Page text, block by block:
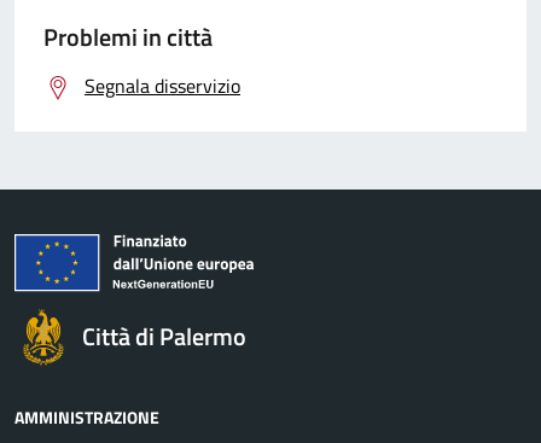
Problemi in città
Segnala disservizio
Città di Palermo
AMMINISTRAZIONE